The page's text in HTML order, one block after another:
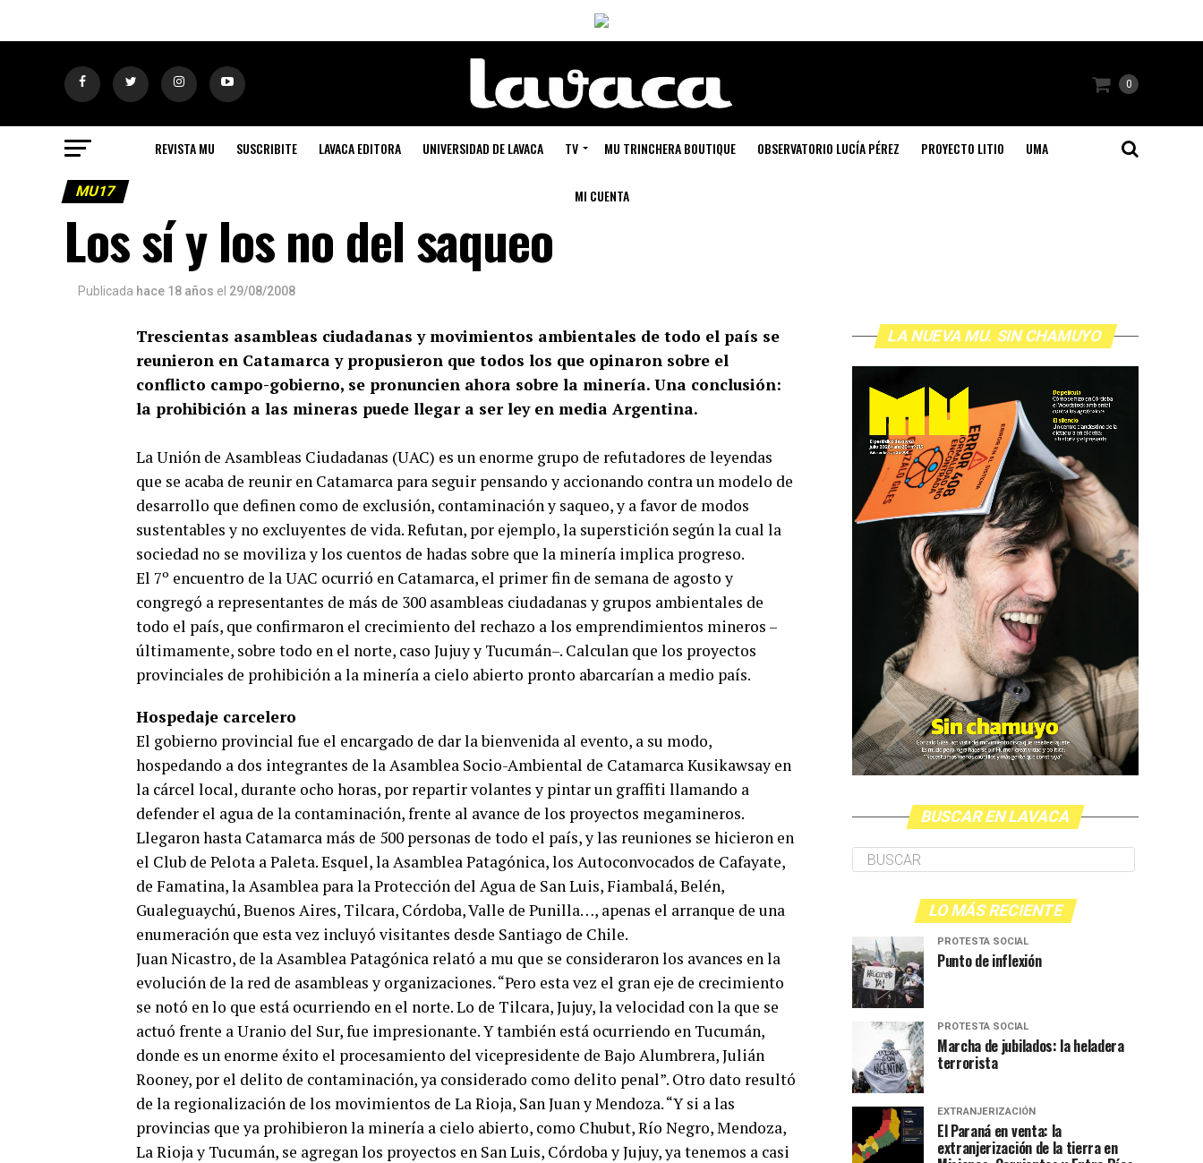
0
REVISTA MU SUSCRIBITE LAVACA EDITORA UNIVERSIDAD DE LAVACA TV MU TRINCHERA BOUTIQUE OBSERVATORIO LUCÍA PÉREZ PROYECTO LITIO UMA
MI CUENTA
MU17
Los sí y los no del saqueo
Publicada hace 18 años el 29/08/2008
Trescientas asambleas ciudadanas y movimientos ambientales de todo el país se
reunieron en Catamarca y propusieron que todos los que opinaron sobre el
conflicto campo-gobierno, se pronuncien ahora sobre la minería. Una conclusión:
la prohibición a las mineras puede llegar a ser ley en media Argentina.
La Unión de Asambleas Ciudadanas (UAC) es un enorme grupo de refutadores de leyendas
que se acaba de reunir en Catamarca para seguir pensando y accionando contra un modelo de
desarrollo que definen como de exclusión, contaminación y saqueo, y a favor de modos
sustentables y no excluyentes de vida. Refutan, por ejemplo, la superstición según la cual la
sociedad no se moviliza y los cuentos de hadas sobre que la minería implica progreso.
El 7º encuentro de la UAC ocurrió en Catamarca, el primer fin de semana de agosto y
congregó a representantes de más de 300 asambleas ciudadanas y grupos ambientales de
todo el país, que confirmaron el crecimiento del rechazo a los emprendimientos mineros –
últimamente, sobre todo en el norte, caso Jujuy y Tucumán–. Calculan que los proyectos
provinciales de prohibición a la minería a cielo abierto pronto abarcarían a medio país.
Hospedaje carcelero
El gobierno provincial fue el encargado de dar la bienvenida al evento, a su modo,
hospedando a dos integrantes de la Asamblea Socio-Ambiental de Catamarca Kusikawsay en
la cárcel local, durante ocho horas, por repartir volantes y pintar un graffiti llamando a
defender el agua de la contaminación, frente al avance de los proyectos megamineros.
Llegaron hasta Catamarca más de 500 personas de todo el país, y las reuniones se hicieron en
el Club de Pelota a Paleta. Esquel, la Asamblea Patagónica, los Autoconvocados de Cafayate,
de Famatina, la Asamblea para la Protección del Agua de San Luis, Fiambalá, Belén,
Gualeguaychú, Buenos Aires, Tilcara, Córdoba, Valle de Punilla…, apenas el arranque de una
enumeración que esta vez incluyó visitantes desde Santiago de Chile.
Juan Nicastro, de la Asamblea Patagónica relató a mu que se consideraron los avances en la
evolución de la red de asambleas y organizaciones. “Pero esta vez el gran eje de crecimiento
se notó en lo que está ocurriendo en el norte. Lo de Tilcara, Jujuy, la velocidad con la que se
actuó frente a Uranio del Sur, fue impresionante. Y también está ocurriendo en Tucumán,
donde es un enorme éxito el procesamiento del vicepresidente de Bajo Alumbrera, Julián
Rooney, por el delito de contaminación, ya considerado como delito penal”. Otro dato resultó
de la regionalización de los movimientos de La Rioja, San Juan y Mendoza. “Y si a las
provincias que ya prohibieron la minería a cielo abierto, como Chubut, Río Negro, Mendoza,
La Rioja y Tucumán, se agregan los proyectos en San Luis, Córdoba y Jujuy, ya tenemos a casi
LA NUEVA MU. SIN CHAMUYO
BUSCAR EN LAVACA
LO MÁS RECIENTE
PROTESTA SOCIAL
Punto de inflexión
PROTESTA SOCIAL
Marcha de jubilados: la heladera
terrorista
EXTRANJERIZACIÓN
El Paraná en venta: la
extranjerización de la tierra en